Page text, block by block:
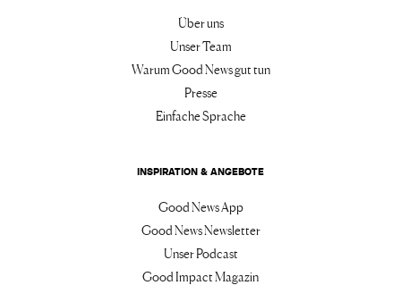
Über uns
Unser Team
Warum Good News gut tun
Presse
Einfache Sprache
INSPIRATION & ANGEBOTE
Good News App
Good News Newsletter
Unser Podcast
Good Impact Magazin